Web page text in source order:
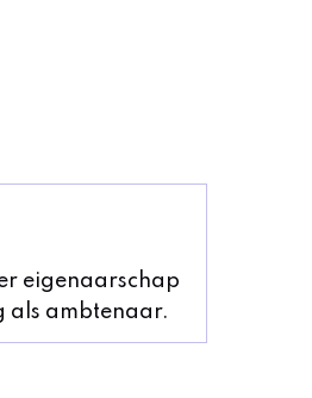
eigenaarschap
als ambtenaar.